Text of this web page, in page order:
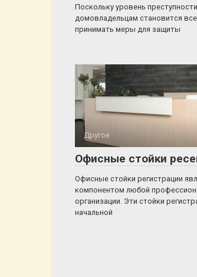
Поскольку уровень
домовладельцам становится
принимать меры для защиты
Другое
Офисные стойки
Офисные стойки регистрации
компонентом любой
организации. Эти стойки
начальной